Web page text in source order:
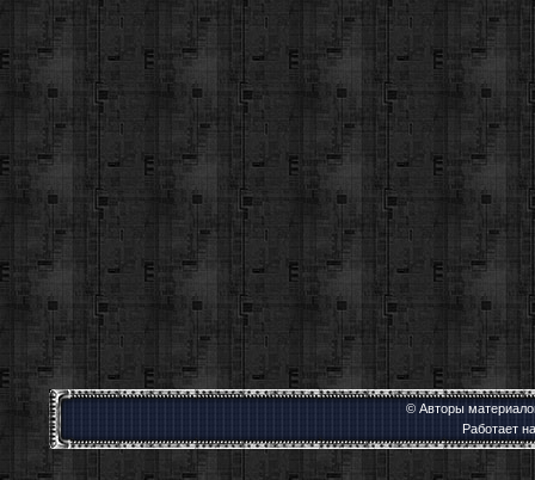
© Авторы
Работает